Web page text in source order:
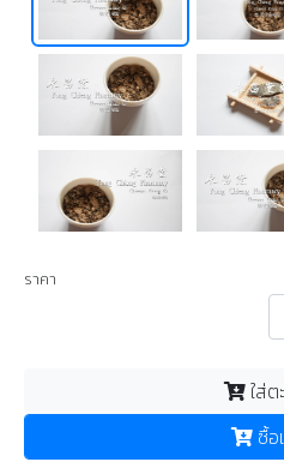
ราคา
ใส่ต
ซื้อ